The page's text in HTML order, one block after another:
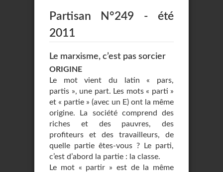
Partisan N°249 - été
2011
Le marxisme, c’est pas sorcier
ORIGINE
Le mot vient du latin « pars,
partis », une part. Les mots « parti »
et « partie » (avec un E) ont la même
origine. La société comprend des
riches et des pauvres, des
profiteurs et des travailleurs, de
quelle partie êtes-vous ? Le parti,
c’est d’abord la partie : la classe.
Le mot « partir » est de la même